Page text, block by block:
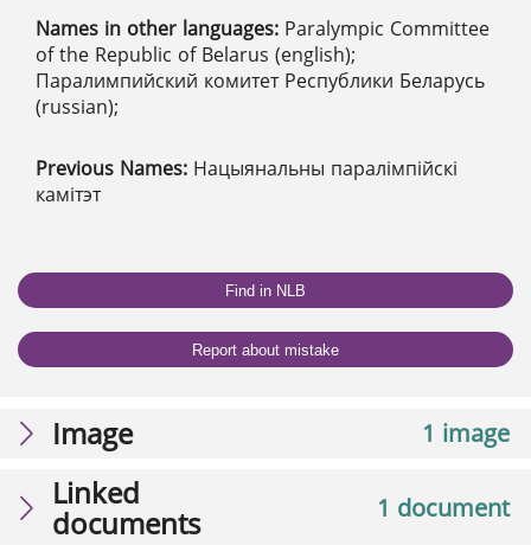
Names in other languages: Paralympic Committee
of the Republic of Belarus (english);
Паралимпийский комитет Республики Беларусь
(russian);
Previous Names: Нацыянальны паралімпійскі
камітэт
Find in NLB
Report about mistake
1 image
Image
1 document
Linked
documents